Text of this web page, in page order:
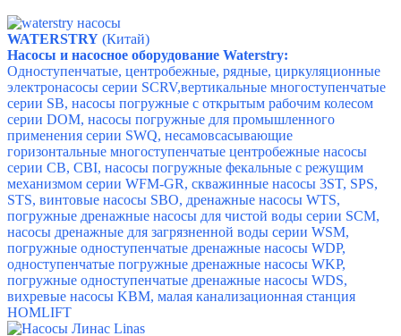
WATERSTRY (Китай)
Насосы и насосное оборудование Waterstry:
Одноступенчатые, центробежные, рядные, циркуляционные
электронасосы серии SCRV,вертикальные многоступенчатые
серии SB, насосы погружные с открытым рабочим колесом
серии DOM, насосы погружные для промышленного
применения серии SWQ, несамовсасывающие
горизонтальные многоступенчатые центробежные насосы
серии CB, CBI, насосы погружные фекальные с режущим
механизмом серии WFM-GR, скважинные насосы 3ST, SPS,
STS, винтовые насосы SBO, дренажные насосы WTS,
погружные дренажные насосы для чистой воды серии SCM,
насосы дренажные для загрязненной воды серии WSM,
погружные одноступенчатые дренажные насосы WDP,
одноступенчатые погружные дренажные насосы WKP,
погружные одноступенчатые дренажные насосы WDS,
вихревые насосы KBM, малая канализационная станция
HOMLIFT